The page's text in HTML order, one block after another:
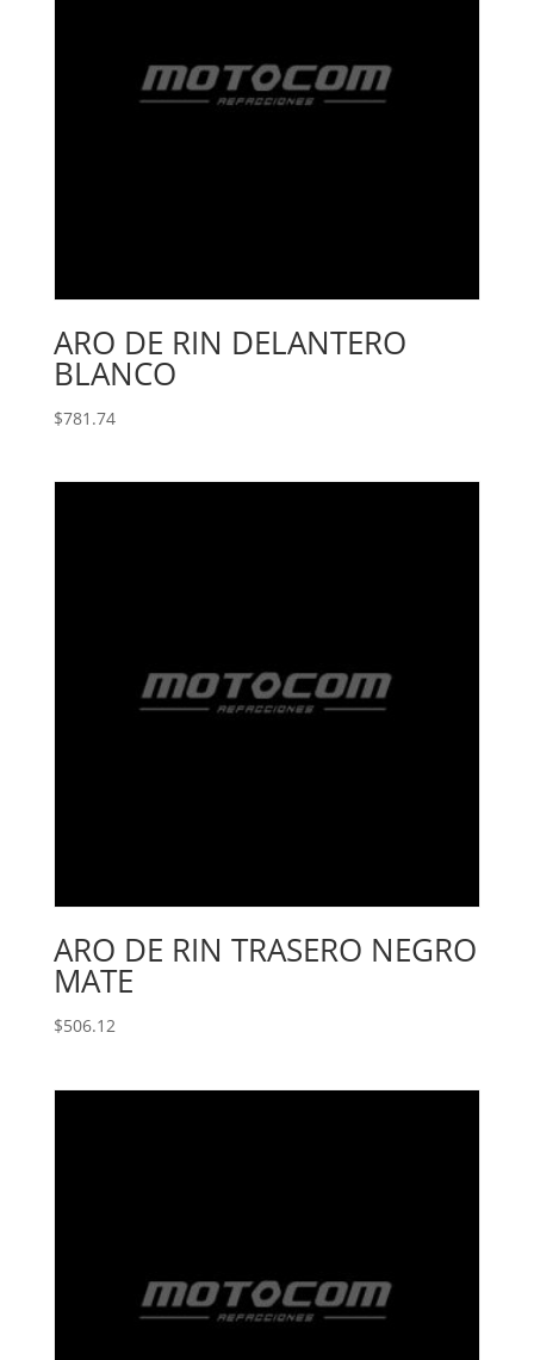
ARO DE RIN DELANTERO
BLANCO
$781.74
ARO DE RIN TRASERO NEGRO
MATE
$506.12